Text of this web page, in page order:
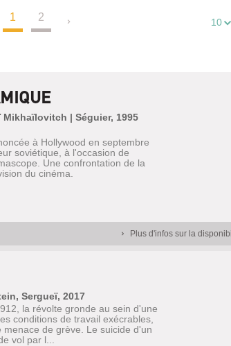
1 2 10
| Séguier, 1995
à Hollywood en septembre
soviétique, à l'occasion de
Une confrontation de la
du cinéma.
Plus d'infos sur la
Sergueï, 2017
la révolte gronde au sein d'une
conditions de travail exécrables,
de grève. Le suicide d'un
vol par l...